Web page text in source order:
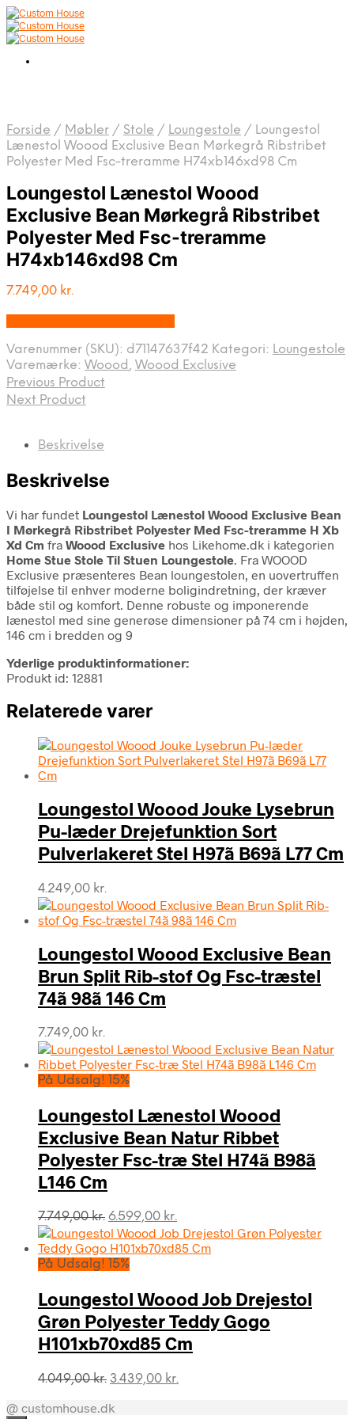
Forside / Møbler / Stole / Loungestole / Loungestol
Lænestol Woood Exclusive Bean Mørkegrå Ribstribet
Polyester Med Fsc-treramme H74xb146xd98 Cm
Loungestol Lænestol Woood
Exclusive Bean Mørkegrå Ribstribet
Polyester Med Fsc-treramme
H74xb146xd98 Cm
7.749,00 kr.
Varenummer (SKU): d71147637f42 Kategori: Loungestole
Varemærke: Woood, Woood Exclusive
Previous Product
Next Product
Beskrivelse
Beskrivelse
Vi har fundet Loungestol Lænestol Woood Exclusive Bean
I Mørkegrå Ribstribet Polyester Med Fsc-treramme H Xb
Xd Cm fra Woood Exclusive hos Likehome.dk i kategorien
Home Stue Stole Til Stuen Loungestole. Fra WOOOD
Exclusive præsenteres Bean loungestolen, en uovertruffen
tilføjelse til enhver moderne boligindretning, der kræver
både stil og komfort. Denne robuste og imponerende
lænestol med sine generøse dimensioner på 74 cm i højden,
146 cm i bredden og 9
Yderlige produktinformationer:
Produkt id: 12881
Relaterede varer
Loungestol Woood Jouke Lysebrun
Pu-læder Drejefunktion Sort
Pulverlakeret Stel H97ã B69ã L77 Cm
4.249,00 kr.
Loungestol Woood Exclusive Bean
Brun Split Rib-stof Og Fsc-træstel
74ã 98ã 146 Cm
7.749,00 kr.
På Udsalg! 15%
Loungestol Lænestol Woood
Exclusive Bean Natur Ribbet
Polyester Fsc-træ Stel H74ã B98ã
L146 Cm
7.749,00kr. Den
oprindelige
pris
var:
6.599,00 kr.
aktuelle
pris
På Udsalg! 15%
Loungestol Woood Job Drejestol
Grøn Polyester Teddy Gogo
H101xb70xd85 Cm
4.049,00kr. Den
pris
3.439,00 kr.
@ customhouse.dk